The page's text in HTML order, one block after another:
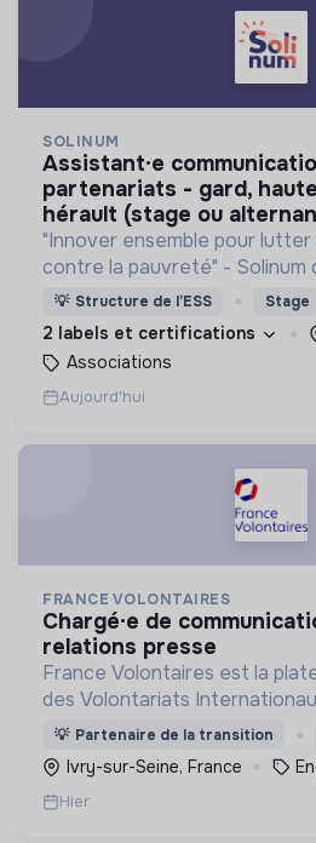
SOLINUM
assistant·e communication et
partenariats - gard,
hérault (stage ou
"Innover ensemble pour
contre la pauvreté" - Solinum
d'innovation sociale qui
participer à la lutte contre la
💡 Structure de l’ESS Stage
2 labels et certifications
Associations
Aujourd'hui
FRANCE VOLONTAIRES
chargé·e de communication éditoriale et
relations presse
France Volontaires est la
des Volontariats
Solidarité.
💡 Partenaire de la transition
Ivry-sur-Seine, France
Hier